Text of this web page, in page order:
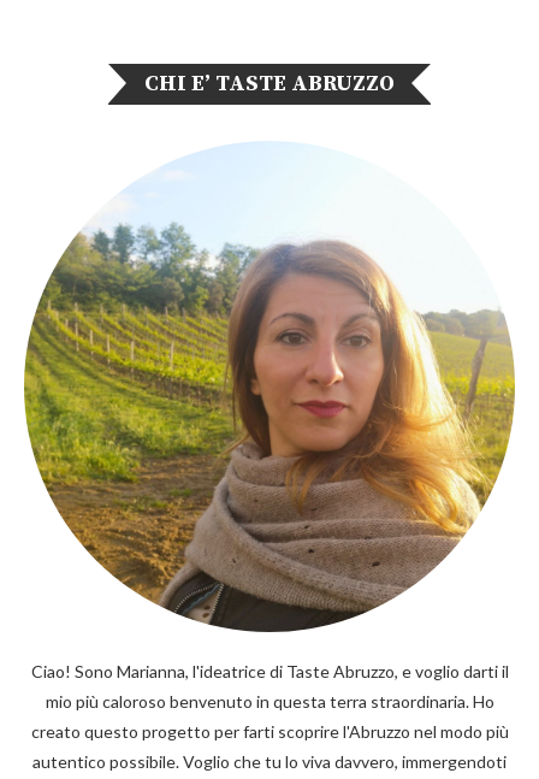
CHI E’ TASTE ABRUZZO
Ciao! Sono Marianna, l'ideatrice di Taste Abruzzo, e voglio darti il
mio più caloroso benvenuto in questa terra straordinaria. Ho
creato questo progetto per farti scoprire l'Abruzzo nel modo più
autentico possibile. Voglio che tu lo viva davvero, immergendoti